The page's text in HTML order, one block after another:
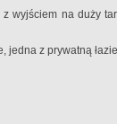
z wyjściem na duży
jedna z prywatną